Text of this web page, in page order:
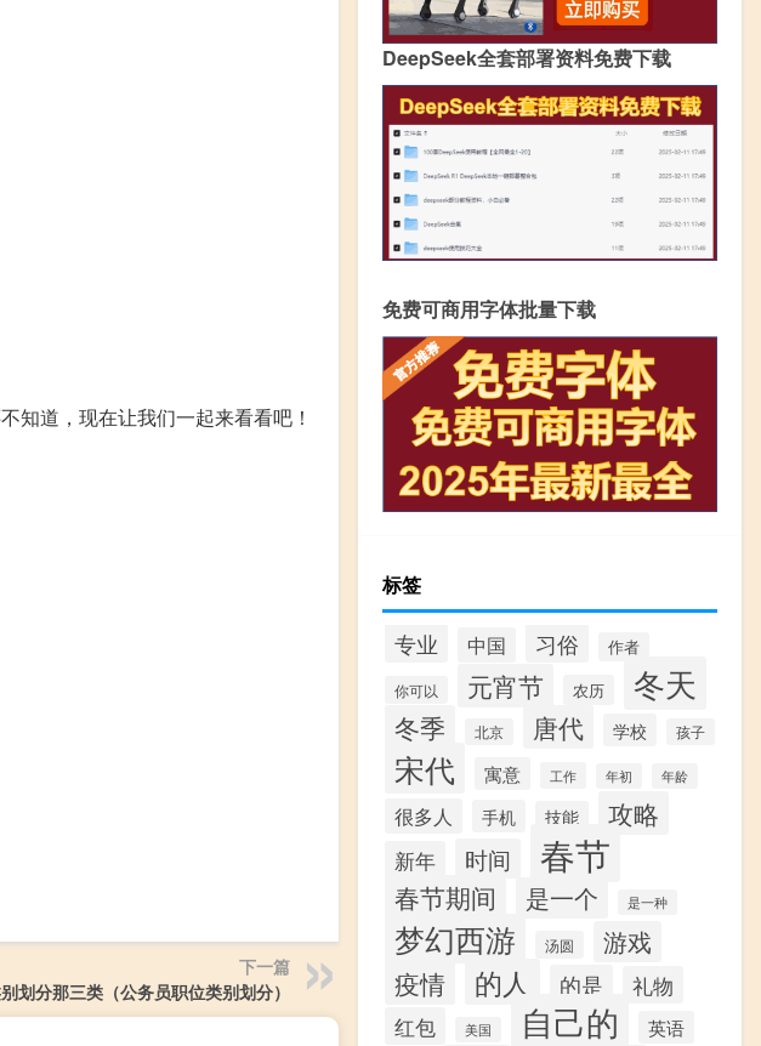
知道，现在让我们一起来看看吧！
下一篇
划分那三类（公务员职位类别划分）
DeepSeek全套部署资料免费下载
免费可商用字体批量下载
标签
专业 中国 习俗 作者
你可以 元宵节 农历 冬天
冬季 北京 唐代 学校 孩子
宋代 寓意 工作 年初 年龄
很多人 手机 技能 攻略
新年 时间 春节
春节期间 是一个 是一种
梦幻西游 汤圆 游戏
疫情 的人 的是
礼物
红包
美国 自己的 英语